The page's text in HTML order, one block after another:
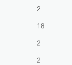
2
18
2
2